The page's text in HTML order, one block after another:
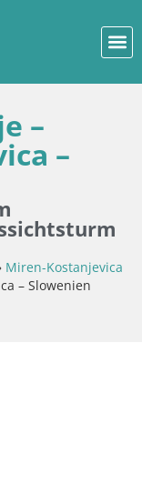
–
–
Miren-Kostanjevica
– Slowenien